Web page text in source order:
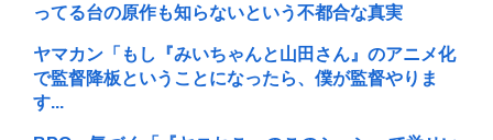
ってる台の原作も知らないという不都合な真実
ヤマカン「もし『みいちゃんと山田さん』のアニメ化
で監督降板ということになったら、僕が監督やりま
す...